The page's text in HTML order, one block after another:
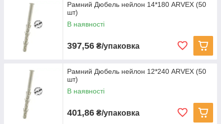
Рамний Дюбель нейлон 14*180 ARVEX (50
шт)
В наявності
397,56 ₴/упаковка
Рамний Дюбель нейлон 12*240 ARVEX (50
шт)
В наявності
401,86 ₴/упаковка